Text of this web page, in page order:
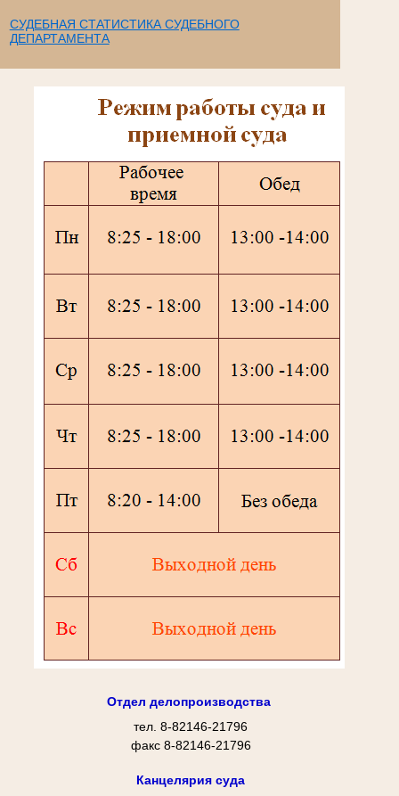
СУДЕБНАЯ СТАТИСТИКА СУДЕБНОГО
ДЕПАРТАМЕНТА
Отдел делопроизводства
тел. 8-82146-21796
факс 8-82146-21796
Канцелярия суда